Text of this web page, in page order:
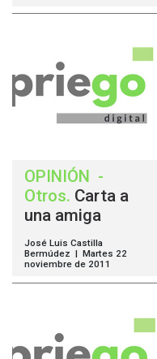
OPINIÓN -
Otros. Carta a
una amiga
José Luis Castilla
Bermúdez | Martes 22
noviembre de 2011